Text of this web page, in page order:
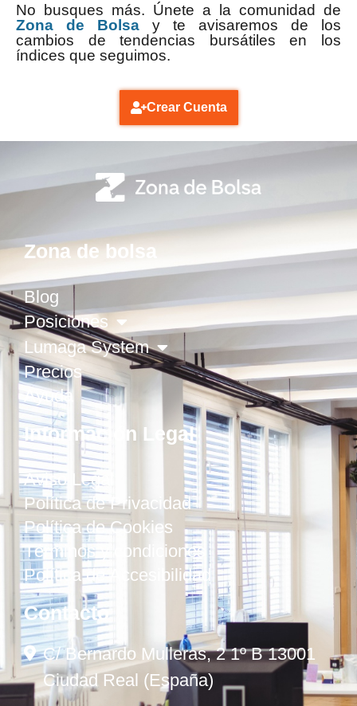
No busques más. Únete a la comunidad de
Zona de Bolsa y te avisaremos de los
cambios de tendencias bursátiles en los
índices que seguimos.
Crear Cuenta
Zona de bolsa
Blog
Posiciones
Lumaga System
Precios
Ayuda
Información Legal
Aviso Legal
Política de Privacidad
Política de Cookies
Términos y condiciones
Política de Accesibilidad
Contacto
C/ Bernardo Mulleras, 2 1º B 13001
Ciudad Real (España)